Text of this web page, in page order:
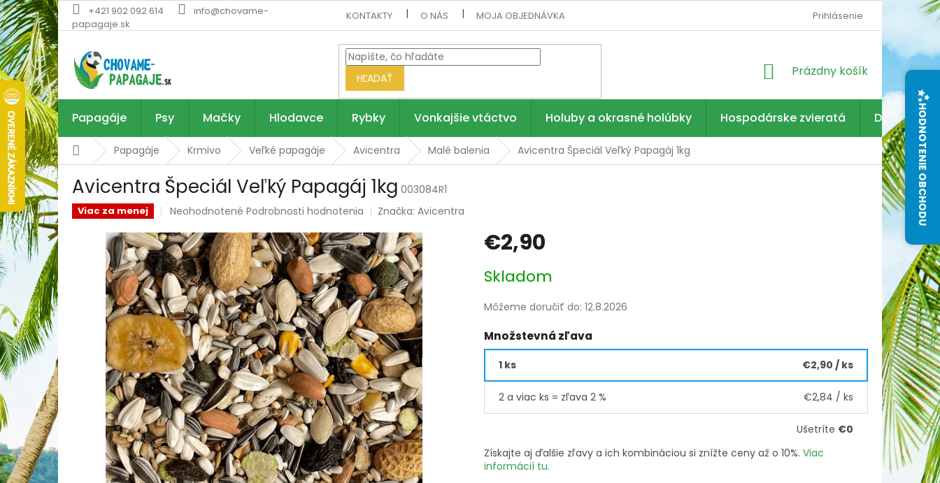
Prejsť
na
obsah
+421 902 092 614
info@chovame-
papagaje.sk
KONTAKTY O NÁS MOJA OBJEDNÁVKA Prihlásenie
HĽADAŤ
NÁKUPNÝ
Prázdny košík
Papagáje Psy Mačky Hlodavce Rybky Vonkajšie vtáctvo Holuby a okrasné holúbky Hospodárske zvieratá Dezinfekcia
DomovPapagáje Krmivo Veľké papagáje Avicentra Malé balenia Avicentra Špeciál Veľký Papagáj 1kg
Avicentra Špeciál Veľký Papagáj 1kg 003084R1
Viac za menej
Priemerné
produktu
je
0,0
z
hviezdičiek.
Neohodnotené Podrobnosti hodnotenia Značka: Avicentra
€2,90
cena:
Skladom
Môžeme doručiť do: 12.8.2026
Množstevná zľava
1 ks €2,90 / ks
2 a viac ks = zľava 2 % €2,84 / ks
Ušetríte €0
Získajte aj ďalšie zľavy a ich kombináciou si znížte ceny až o 10%. Viac
informácií tu.
HODNOTENIE OBCHODU